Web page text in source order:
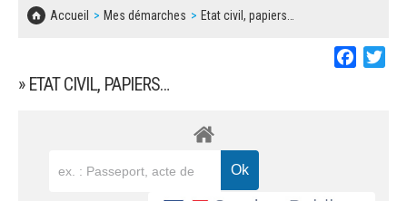
Accueil Mes démarches Etat civil, papiers…
» ETAT CIVIL, PAPIERS…
CONCERTATIONS PUBLIQUES
SOLIDARITÉ, LOGEMENT
BESOIN D'UNE AIDE ?
LES ASSOCIATIONS
MARCHÉS PUBLICS
REGLEMENT LOCAL DE PUBLICITÉ